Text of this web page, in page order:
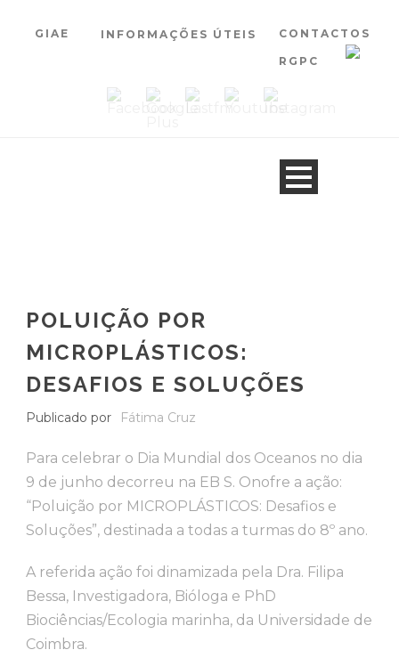
GIAE INFORMAÇÕES ÚTEIS CONTACTOS
RGPC
POLUIÇÃO POR
MICROPLÁSTICOS:
DESAFIOS E SOLUÇÕES
Publicado por Fátima Cruz
Para celebrar o Dia Mundial dos Oceanos no dia
9 de junho decorreu na EB S. Onofre a ação:
“Poluição por MICROPLÁSTICOS: Desafios e
Soluções”, destinada a todas a turmas do 8º ano.
A referida ação foi dinamizada pela Dra. Filipa
Bessa, Investigadora, Bióloga e PhD
Biociências/Ecologia marinha, da Universidade de
Coimbra.